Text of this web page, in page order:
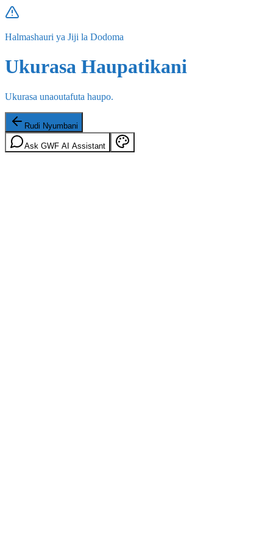
Halmashauri ya Jiji la Dodoma
Ukurasa Haupatikani
Ukurasa unaoutafuta haupo.
Rudi Nyumbani
Ask GWF AI Assistant